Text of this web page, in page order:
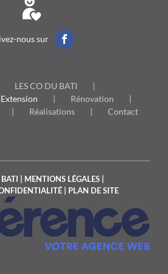
nous sur
LES CO DU BATI
Extension
Rénovation
Réalisations Contact
MENTIONS LÉGALES|
| PLAN DE SITE